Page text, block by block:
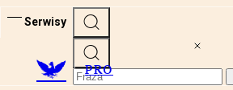
Serwisy
PRO